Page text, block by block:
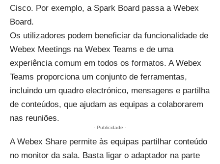
Cisco. Por exemplo, a Spark Board passa a Webex
Board.
Os utilizadores podem beneficiar da funcionalidade de
Webex Meetings na Webex Teams e de uma
experiência comum em todos os formatos. A Webex
Teams proporciona um conjunto de ferramentas,
incluindo um quadro electrónico, mensagens e partilha
de conteúdos, que ajudam as equipas a colaborarem
nas reuniões.
- Publicidade -
A Webex Share permite às equipas partilhar conteúdo
no monitor da sala. Basta ligar o adaptador na parte